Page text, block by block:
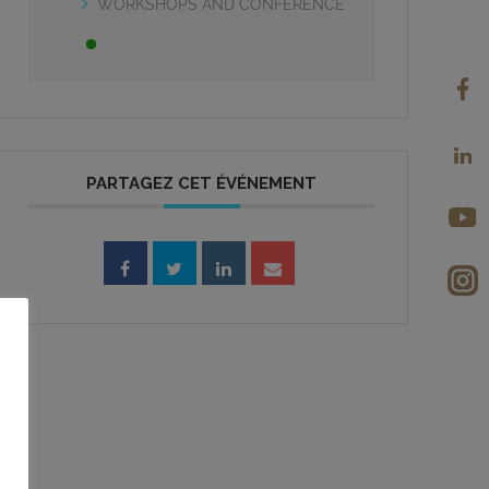
WORKSHOPS AND CONFERENCE
PARTAGEZ CET ÉVÉNEMENT